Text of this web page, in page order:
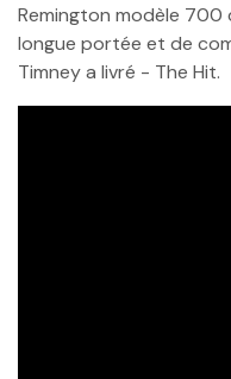
Remington modèle
longue portée et de
Timney a livré - The Hit.